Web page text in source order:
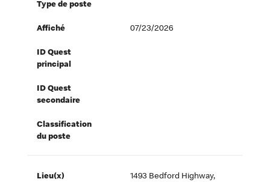
Type de poste
Affiché 07/23/2026
ID Quest
principal
ID Quest
secondaire
Classification
du poste
Lieu(x)
1493 Bedford Highway,